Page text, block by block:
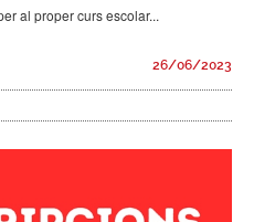
al proper curs escolar...
26/06/2023